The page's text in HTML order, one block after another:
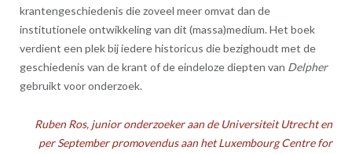
krantengeschiedenis die zoveel meer omvat dan de
institutionele ontwikkeling van dit (massa)medium. Het boek
verdient een plek bij iedere historicus die bezighoudt met de
geschiedenis van de krant of de eindeloze diepten van Delpher
gebruikt voor onderzoek.
Ruben Ros, junior onderzoeker aan de Universiteit Utrecht en
per September promovendus aan het Luxembourg Centre for